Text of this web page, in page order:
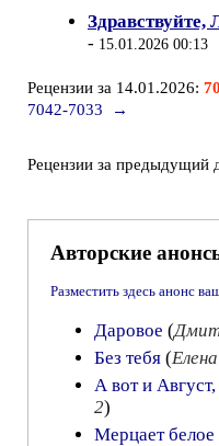
Здравствуйте,
- 15.01.2026 00:13
Рецензии за 14.01.2026:
7042-7033
→
Рецензии за предыдущий
Авторские
Разместить здесь анонс
Даровое (
Без тебя (
А вот и
2)
Мерцает белое